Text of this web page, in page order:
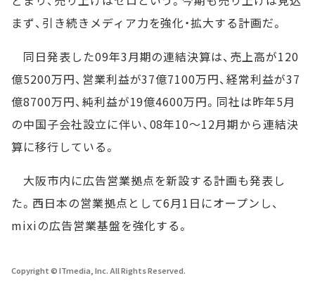
まず、引き続きメディア力を強化・拡大する計画だ。
同日発表した09年3月期の連結決算は、売上高が120
億5200万円、営業利益が37億7100万円、経常利益が37
億8700万円、純利益が19億4600万円。同社は昨年5月
の中国子会社設立に伴い、08年10～12月期から連結決
算に移行している。
大阪市内に広告営業拠点を新設する計画も発表し
た。西日本の営業拠点として6月1日にオープンし、
mixiの広告営業基盤を強化する。
Copyright © ITmedia, Inc. All Rights Reserved.